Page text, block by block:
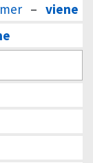
– viene